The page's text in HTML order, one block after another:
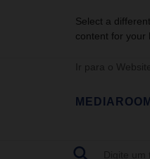
Select a
content for your
Ir para o
MEDIAROOM